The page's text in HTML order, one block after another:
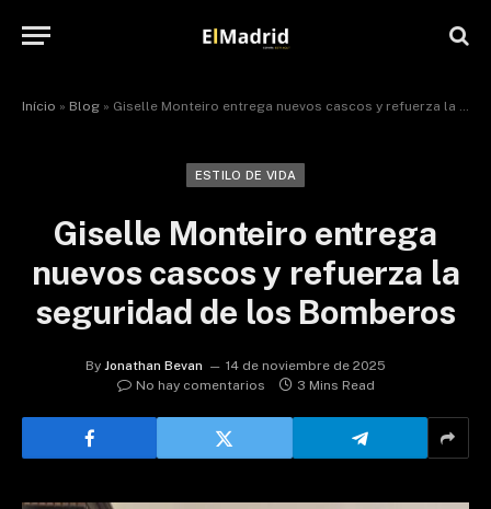
Início » Blog » Giselle Monteiro entrega nuevos cascos y refuerza la seguridad de los Bomberos
ESTILO DE VIDA
Giselle Monteiro entrega
nuevos cascos y refuerza la
seguridad de los Bomberos
By Jonathan Bevan
14 de noviembre de 2025
No hay comentarios
3 Mins Read